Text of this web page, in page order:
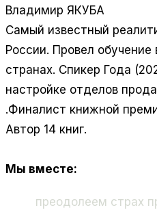
Владимир ЯКУБА
Самый известный
России. Провел обучение
странах. Спикер Года
настройке отделов
.Финалист книжной
Автор 14 книг.
Мы вместе:
преодолеем страх